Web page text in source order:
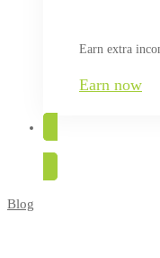
Earn extra
Earn now
Guest
Blog